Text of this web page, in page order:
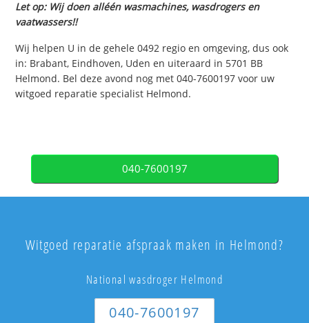
Let op: Wij doen alléén wasmachines, wasdrogers en
vaatwassers!!
Wij helpen U in de gehele 0492 regio en omgeving, dus ook
in: Brabant, Eindhoven, Uden en uiteraard in 5701 BB
Helmond. Bel deze avond nog met 040-7600197 voor uw
witgoed reparatie specialist Helmond.
040-7600197
Witgoed reparatie afspraak maken in Helmond?
National wasdroger Helmond
040-7600197